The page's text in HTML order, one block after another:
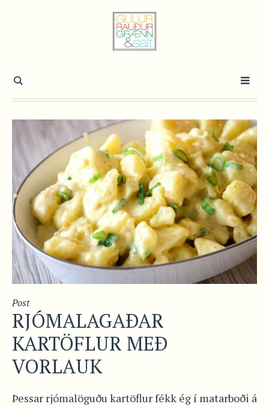
Post
RJÓMALAGAÐAR
KARTÖFLUR MEÐ
VORLAUK
Þessar rjómalöguðu kartöflur fékk ég í matarboði á